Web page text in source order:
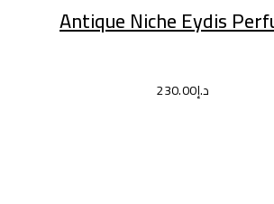
Antique Niche Eydis
د.إ230.00